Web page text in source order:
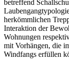
betreffend
herkömmlichen
Interaktion der
Wohnungen
mit Vorhängen, die
Windfangs erfüllen